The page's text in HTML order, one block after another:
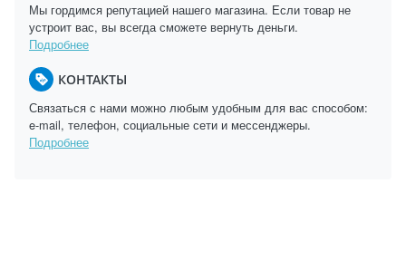
Мы гордимся репутацией нашего магазина. Если товар не
устроит вас, вы всегда сможете вернуть деньги.
Подробнее
КОНТАКТЫ
Связаться с нами можно любым удобным для вас способом:
e-mail, телефон, социальные сети и мессенджеры.
Подробнее